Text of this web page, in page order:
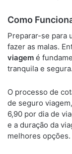
Como
Preparar-se para
fazer as malas.
viagem é
tranquila e segura.
O processo de
de seguro
6,90 por dia de
e a duração da
melhores opções.